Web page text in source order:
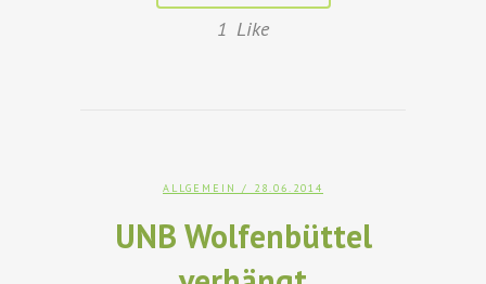
1 Like
ALLGEMEIN / 28.06.2014
UNB Wolfenbüttel